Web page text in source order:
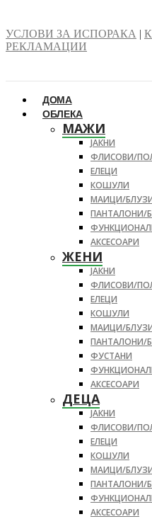
УСЛОВИ ЗА ИСПОРАКА |
РЕКЛАМАЦИИ
ДОМА
ОБЛЕКА
МАЖИ
ЈАКНИ
ФЛИСОВИ/
ЕЛЕЦИ
КОШУЛИ
МАИЦИ/
ПАНТАЛОНИ/
АКСЕСОАРИ
ЖЕНИ
ЈАКНИ
ФЛИСОВИ/
ЕЛЕЦИ
КОШУЛИ
МАИЦИ/
ПАНТАЛОНИ/
ФУСТАНИ
АКСЕСОАРИ
ДЕЦА
ЈАКНИ
ФЛИСОВИ/
ЕЛЕЦИ
КОШУЛИ
МАИЦИ/
ПАНТАЛОНИ/
АКСЕСОАРИ